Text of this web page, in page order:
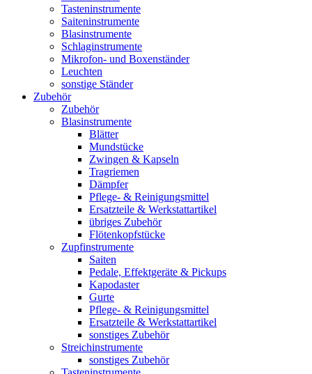
Tasteninstrumente
Saiteninstrumente
Blasinstrumente
Schlaginstrumente
Mikrofon- und Boxenständer
Leuchten
sonstige Ständer
Zubehör
Zubehör
Blasinstrumente
Blätter
Mundstücke
Zwingen & Kapseln
Tragriemen
Dämpfer
Pflege- & Reinigungsmittel
Ersatzteile & Werkstattartikel
übriges Zubehör
Flötenkopfstücke
Zupfinstrumente
Saiten
Pedale, Effektgeräte & Pickups
Kapodaster
Gurte
Pflege- & Reinigungsmittel
Ersatzteile & Werkstattartikel
sonstiges Zubehör
Streichinstrumente
sonstiges Zubehör